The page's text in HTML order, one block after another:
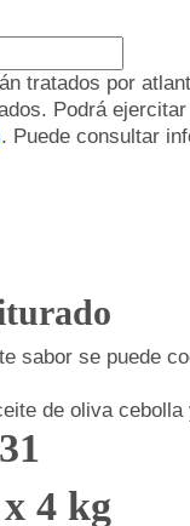
tratados por
Podrá
. Puede consultar
sabor se puede
de oliva
4 kg